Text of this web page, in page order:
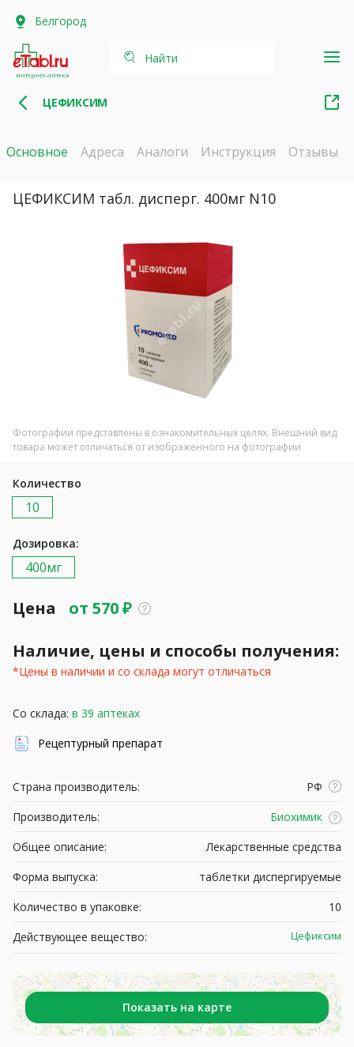
Белгород
интернет-аптека
Найти
ЦЕФИКСИМ
Основное Адреса Аналоги Инструкция Отзывы
ЦЕФИКСИМ табл. дисперг. 400мг N10
Фотографии представлены в ознакомительных целях. Внешний вид
товара может отличаться от изображенного на фотографии
Количество
10
Дозировка:
400мг
Цена от 570₽
Наличие, цены и способы получения:
*Цены в наличии и со склада могут отличаться
Со склада: в 39 аптеках
Рецептурный препарат
Страна производитель:
РФ
Производитель:
Биохимик
Общее описание:
Лекарственные средства
Форма выпуска:
таблетки диспергируемые
Количество в упаковке:
10
Действующее вещество:
Цефиксим
Показать на карте